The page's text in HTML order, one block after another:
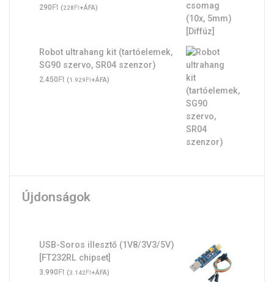
290Ft (228Ft+ÁFA)
Robot ultrahang kit (tartóelemek,
SG90 szervo, SR04 szenzor)
2.450Ft (1.929Ft+ÁFA)
Újdonságok
USB-Soros illesztő (1V8/3V3/5V)
[FT232RL chipset]
3.990Ft (3.142Ft+ÁFA)